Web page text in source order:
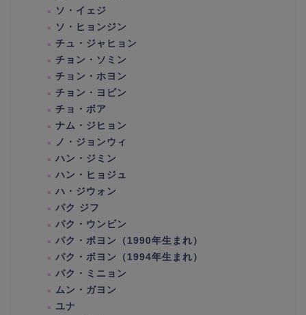
ソ・イェジ
ソ・ヒョンジン
チュ・ジャヒョン
チョン・ソミン
チョン・ホヨン
チョン・ヨビン
チョ・ボア
ナム・ジヒョン
ノ・ジョンウィ
ハン・ジミン
ハン・ヒョジュ
ハ・ジウォン
パク ジフ
パク・ウンビン
パク・ボヨン（1990年生まれ）
パク・ボヨン（1994年生まれ）
パク・ミニョン
ムン・ガヨン
ユナ